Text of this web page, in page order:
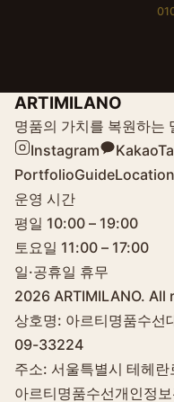
ARTIMILANO
명품의 가치를 복원하는
Instagram
PortfolioGuideLocation
운영 시간
평일 10:00 – 19:00
토요일 11:00 – 17:00
일·공휴일 휴무
2026 ARTIMILANO.
상호명: 아르티명품수선
09-33224
주소: 서울특별시 테헤
아르티명품수선개인정